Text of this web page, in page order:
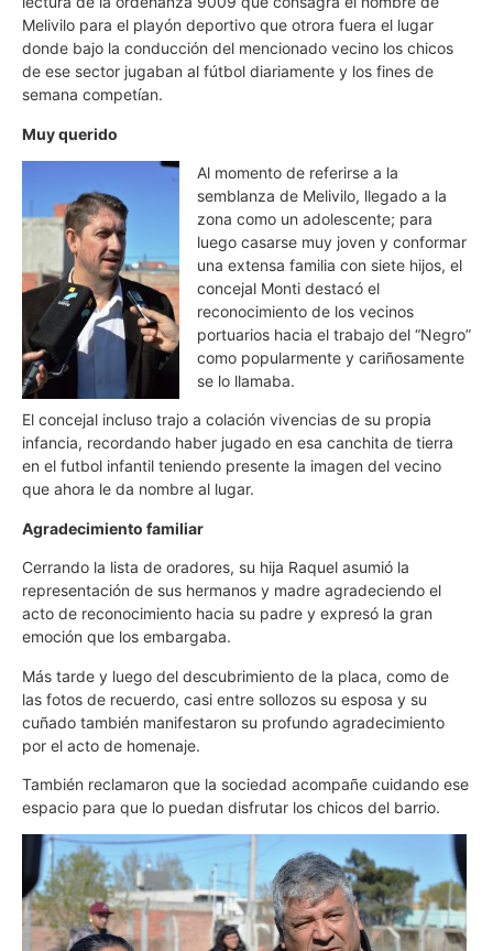
Melivilo para el playón deportivo que otrora fuera el lugar
donde bajo la conducción del mencionado vecino los chicos
de ese sector jugaban al fútbol diariamente y los fines de
semana competían.
Muy querido
Al momento de referirse a la
semblanza de Melivilo, llegado a la
zona como un adolescente; para
luego casarse muy joven y conformar
una extensa familia con siete hijos, el
concejal Monti destacó el
reconocimiento de los vecinos
portuarios hacia el trabajo del “Negro”
como popularmente y cariñosamente
se lo llamaba.
El concejal incluso trajo a colación vivencias de su propia
infancia, recordando haber jugado en esa canchita de tierra
en el futbol infantil teniendo presente la imagen del vecino
que ahora le da nombre al lugar.
Agradecimiento familiar
Cerrando la lista de oradores, su hija Raquel asumió la
representación de sus hermanos y madre agradeciendo el
acto de reconocimiento hacia su padre y expresó la gran
emoción que los embargaba.
Más tarde y luego del descubrimiento de la placa, como de
las fotos de recuerdo, casi entre sollozos su esposa y su
cuñado también manifestaron su profundo agradecimiento
por el acto de homenaje.
También reclamaron que la sociedad acompañe cuidando ese
espacio para que lo puedan disfrutar los chicos del barrio.